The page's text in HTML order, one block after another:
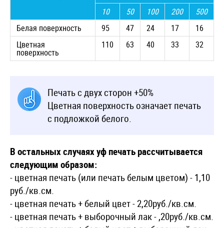
10
50 100 200
500
Белая поверхность
95 47 24 17
16
Цветная
поверхность
110 63 40 33 32
Печать с двух сторон +50%
Цветная поверхность означает печать
с подложкой белого.
В остальных случаях уф печать рассчитывается
следующим образом:
- цветная печать (или печать белым цветом) - 1,10
руб./кв.см.
- цветная печать + белый цвет - 2,20руб./кв.см.
- цветная печать + выборочный лак - ,20руб./кв.см.